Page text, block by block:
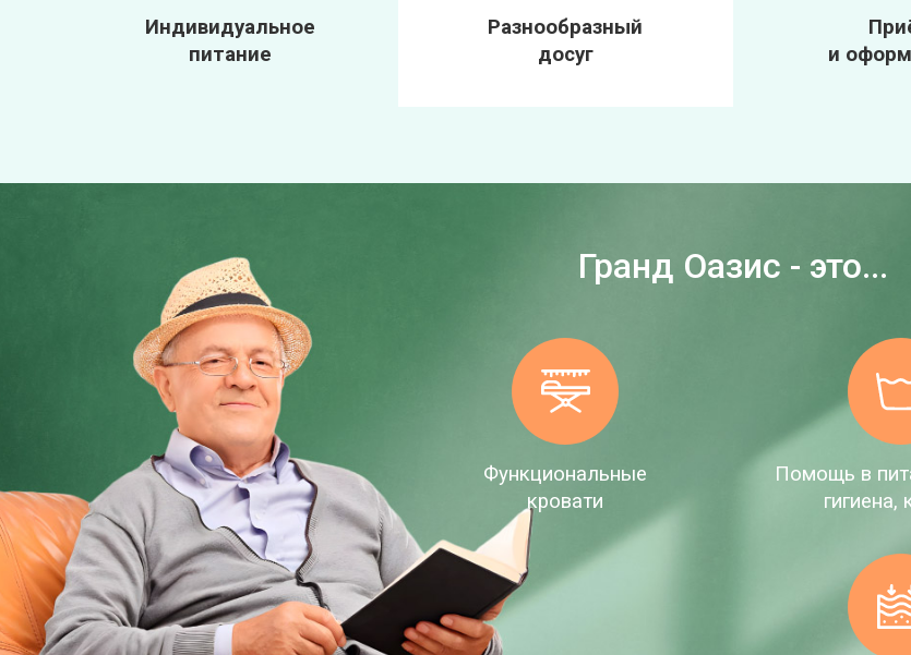
Индивидуальное
питание
Разнообразный
досуг
и
Гранд Оазис - это...
Функциональные
кровати
Помощь в
гигиена,